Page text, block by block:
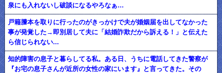
泉にも入れないし破談になるやろなぁ…
戸籍謄本を取りに行ったのがきっかけで夫が婚姻届を出してなかった
事が発覚した→即別居して夫に「結婚詐欺だから訴える！」と伝えた
ら信じられない...
知的障害の息子と暮らしてる私。ある日、うちに電話してきた警察が
『お宅の息子さんが近所の女性の家にいます』と言ってきた。その